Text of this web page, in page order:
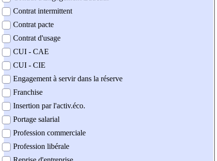
Contrat intermittent
Contrat pacte
Contrat d'usage
CUI - CAE
CUI - CIE
Engagement à servir dans la réserve
Franchise
Insertion par l'activ.éco.
Portage salarial
Profession commerciale
Profession libérale